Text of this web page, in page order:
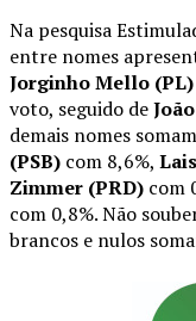
Na pesquisa
entre nomes
Jorginho Mello (PL)
voto, seguido de
demais nomes
(PSB) com 8,6%,
Zimmer (PRD) com
com 0,8%. Não
brancos e nulos